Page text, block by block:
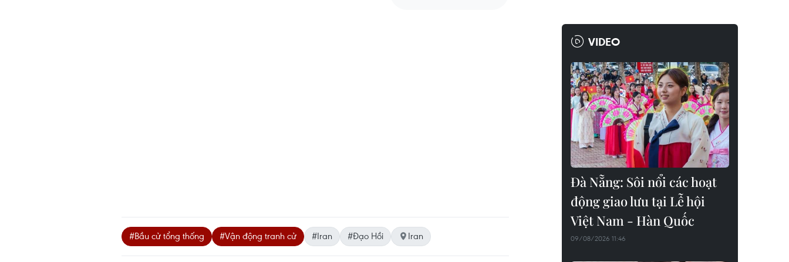
#Bầu cử tổng thống #Vận động tranh cử #Iran #Đạo Hồi Iran
VIDEO
Đà Nẵng: Sôi nổi các hoạt
động giao lưu tại Lễ hội
Việt Nam - Hàn Quốc
09/08/2026 11:46